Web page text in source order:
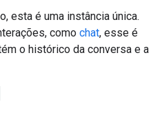
esta é uma instância única.
como chat, esse é
o histórico da conversa e a